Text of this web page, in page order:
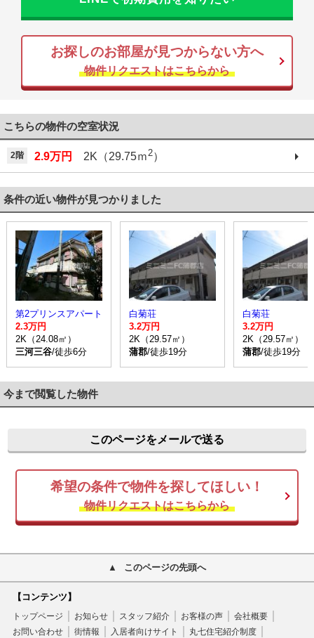
お探しのお部屋が見つからない方へ
物件リクエストはこちらから
こちらの物件の空室状況
2階 2.9万円 2K（29.75ｍ2）
条件の近い物件が見つかりました
第2プリンスアパート
2.3万円
2K（24.08㎡）
三河三谷/徒歩6分
白菊荘
3.2万円
2K（29.57㎡）
蒲郡/徒歩19分
白菊荘
3.2万円
2K（29.57㎡）
蒲郡/徒歩19分
今まで閲覧した物件
このページをメールで送る
希望の条件で物件を探してほしい！
物件リクエストはこちらから
このページの先頭へ
【コンテンツ】
トップページ お知らせ スタッフ紹介 お客様の声
会社概要
お問い合わせ
街情報 入居者向けサイト 丸七住宅紹介制度